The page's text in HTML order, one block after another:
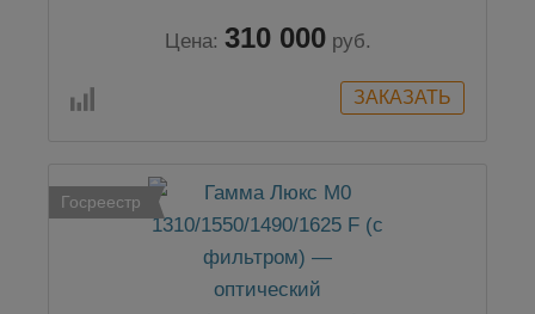
Цена: 310 000 руб.
Госреестр